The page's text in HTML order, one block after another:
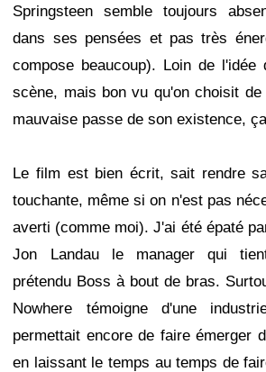
Springsteen semble toujours
dans ses pensées et pas très
compose beaucoup). Loin de
scène, mais bon vu qu'on choisit
mauvaise passe de son existence,
Le film est bien écrit, sait rendre
touchante, même si on n'est pas
averti (comme moi). J'ai été épaté
Jon Landau le manager qui
prétendu Boss à bout de bras.
Nowhere témoigne d'une
permettait encore de faire émerger
en laissant le temps au temps de